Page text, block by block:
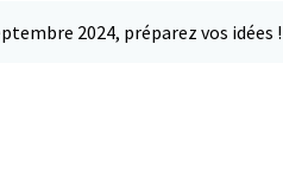
2024, préparez vos idées !